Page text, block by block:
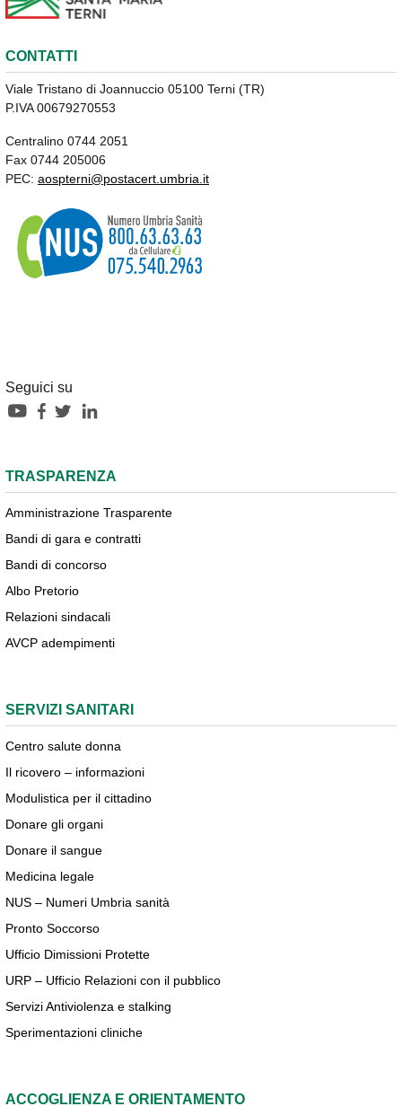
CONTATTI
Viale Tristano di Joannuccio 05100 Terni (TR)
P.IVA 00679270553
Centralino 0744 2051
Fax 0744 205006
PEC: aospterni@postacert.umbria.it
Seguici su
TRASPARENZA
Amministrazione Trasparente
Bandi di gara e contratti
Bandi di concorso
Albo Pretorio
Relazioni sindacali
AVCP adempimenti
SERVIZI SANITARI
Centro salute donna
Il ricovero – informazioni
Modulistica per il cittadino
Donare gli organi
Donare il sangue
Medicina legale
NUS – Numeri Umbria sanità
Pronto Soccorso
Ufficio Dimissioni Protette
URP – Ufficio Relazioni con il pubblico
Servizi Antiviolenza e stalking
Sperimentazioni cliniche
ACCOGLIENZA E ORIENTAMENTO